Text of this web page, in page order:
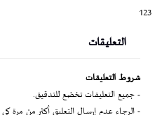
123
التعليقات
شروط التعليقات
- جميع التعليقات تخضع للتدقيق.
- الرجاء عدم إرسال التعليق أكثر من مرة كي